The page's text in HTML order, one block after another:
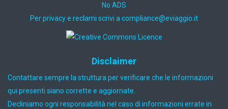
No ADS
Per privacy e reclami scrivi a ti.oiggaive@ecnailpmoc
Disclaimer
Contattare sempre la struttura per verificare che le informazioni
qui presenti siano corrette e aggiornate.
Decliniamo ogni responsabilità nel caso di informazioni errate in